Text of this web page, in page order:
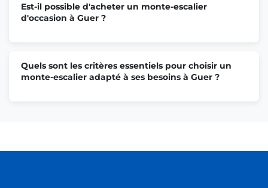
Est-il possible d'acheter un monte-escalier
d'occasion à Guer ?
Quels sont les critères essentiels pour choisir un
monte-escalier adapté à ses besoins à Guer ?